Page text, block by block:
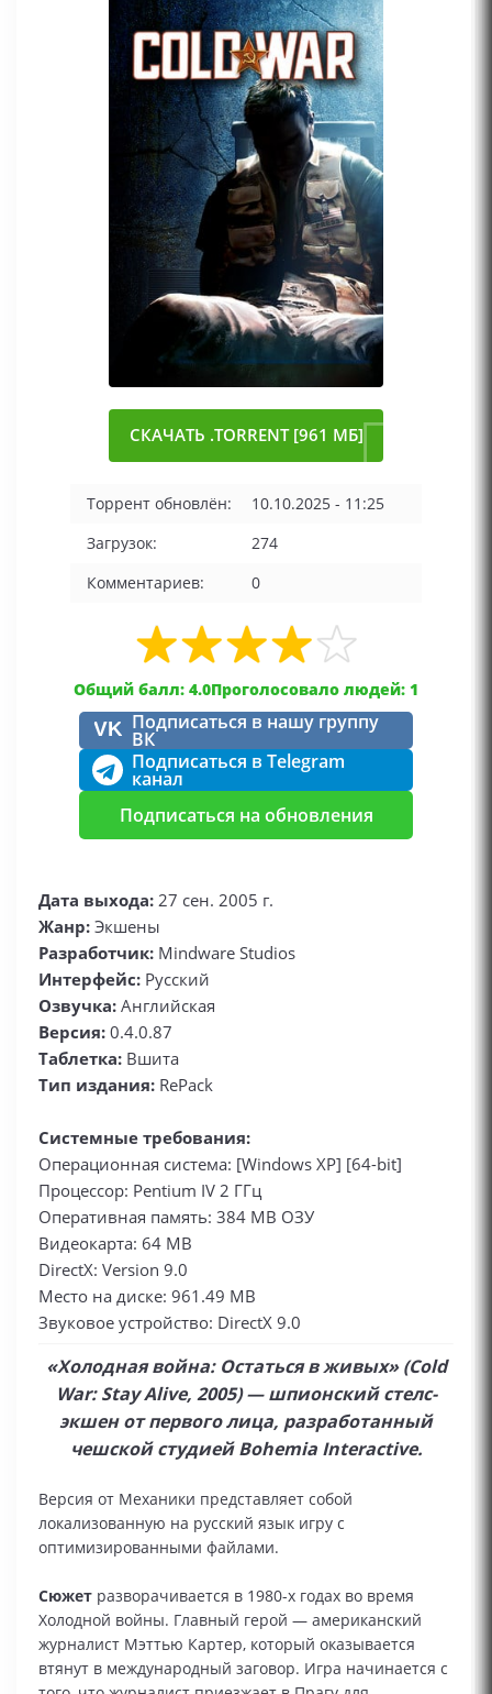
СКАЧАТЬ .TORRENT [961 МБ]
Торрент обновлён:
10.10.2025 - 11:25
Загрузок:
274
Комментариев:
0
Общий балл: 4.0Проголосовало людей: 1
VK Подписаться в нашу группу
ВК
Подписаться в Telegram
канал
Подписаться на обновления
Дата выхода: 27 сен. 2005 г.
Жанр: Экшены
Разработчик: Mindware Studios
Интерфейс: Русский
Озвучка: Английская
Версия: 0.4.0.87
Таблетка: Вшита
Тип издания: RePack
Системные требования:
Операционная система: [Windows XP] [64-bit]
Процессор: Pentium IV 2 ГГц
Оперативная память: 384 MB ОЗУ
Видеокарта: 64 MB
DirectX: Version 9.0
Место на диске: 961.49 MB
Звуковое устройство: DirectX 9.0
«Холодная война: Остаться в живых» (Cold
War: Stay Alive, 2005) — шпионский стелс-
экшен от первого лица, разработанный
чешской студией Bohemia Interactive.
Версия от Механики представляет собой
локализованную на русский язык игру с
оптимизированными файлами.
Сюжет разворачивается в 1980-х годах во время
Холодной войны. Главный герой — американский
журналист Мэттью Картер, который оказывается
втянут в международный заговор. Игра начинается с